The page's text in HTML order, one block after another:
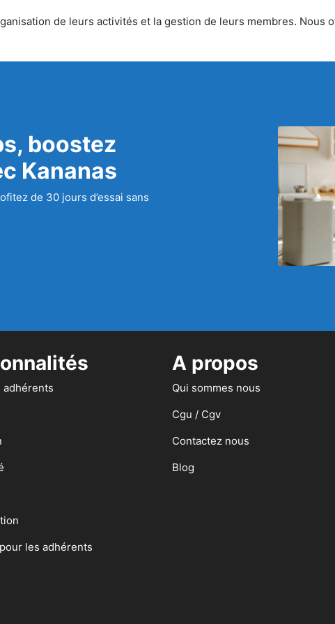
de leurs activités et la gestion de leurs membres.
boostez
Kananas
de 30 jours d’essai sans
adhérents
les adhérents
A propos
Qui sommes nous
Cgu / Cgv
Contactez nous
Blog